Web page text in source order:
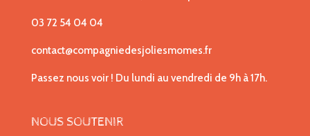
03 72 54 04 04
contact@compagniedesjoliesmomes.fr
Passez nous voir ! Du lundi au vendredi de 9h à 17h.
NOUS SOUTENIR